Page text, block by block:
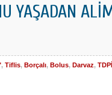
YAŞADAN
, Tiflis, Borçalı, Bolus, Darvaz,